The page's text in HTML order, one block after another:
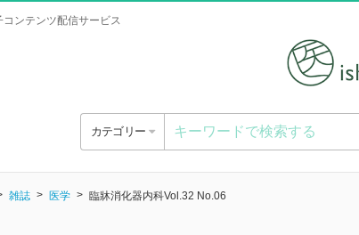
コンテンツ配信サービス
カテゴリー
雑誌 医学 臨牀消化器内科Vol.32 No.06